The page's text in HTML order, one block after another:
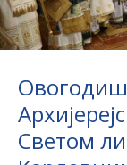
Светом